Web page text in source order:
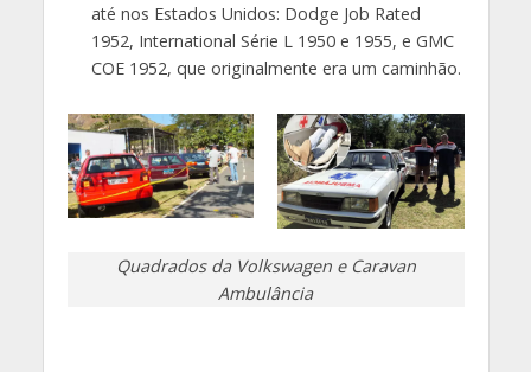
até nos Estados Unidos: Dodge Job Rated
1952, International Série L 1950 e 1955, e GMC
COE 1952, que originalmente era um caminhão.
Quadrados da Volkswagen e Caravan
Ambulância